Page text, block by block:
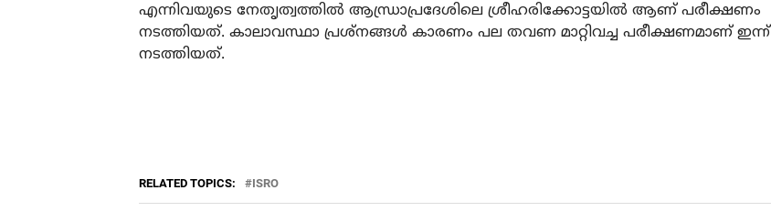
എന്നിവയുടെ നേതൃത്വത്തില്‍ ആന്ധ്രാപ്രദേശിലെ ശ്രീഹരിക്കോട്ടയില്‍ ആണ് പരീക്ഷണം
നടത്തിയത്. കാലാവസ്ഥാ പ്രശ്‌നങ്ങള്‍ കാരണം പല തവണ മാറ്റിവച്ച പരീക്ഷണമാണ് ഇന്ന്
നടത്തിയത്.
RELATED TOPICS: ISRO